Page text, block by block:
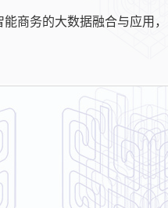
能商务的大数据融合与应用